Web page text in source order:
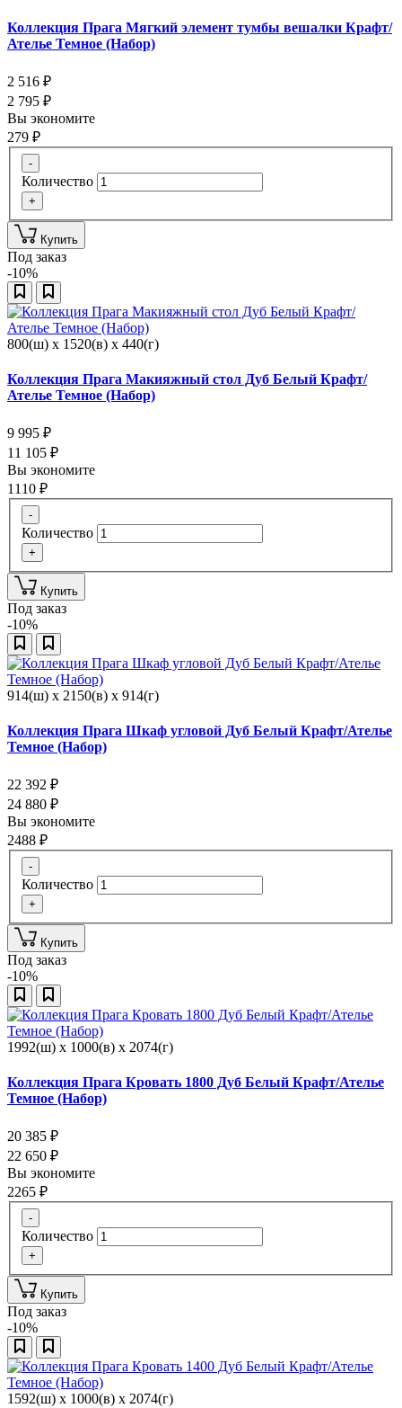
Коллекция Прага Мягкий элемент тумбы вешалки Крафт/
Ателье Темное (Набор)
2 516 ₽
2 795 ₽
Вы экономите
279 ₽
-
Количество
+
Купить
Под заказ
-10%
800(ш) x 1520(в) x 440(г)
Коллекция Прага Макияжный стол Дуб Белый Крафт/
Ателье Темное (Набор)
9 995 ₽
11 105 ₽
Вы экономите
1110 ₽
-
Количество
+
Купить
Под заказ
-10%
914(ш) x 2150(в) x 914(г)
Коллекция Прага Шкаф угловой Дуб Белый Крафт/Ателье
Темное (Набор)
22 392 ₽
24 880 ₽
Вы экономите
2488 ₽
-
Количество
+
Купить
Под заказ
-10%
1992(ш) x 1000(в) x 2074(г)
Коллекция Прага Кровать 1800 Дуб Белый Крафт/Ателье
Темное (Набор)
20 385 ₽
22 650 ₽
Вы экономите
2265 ₽
-
Количество
+
Купить
Под заказ
-10%
1592(ш) x 1000(в) x 2074(г)